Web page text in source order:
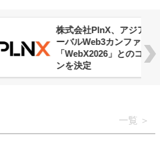
会社PlnX、アジア最大級のグロ
ルWeb3カンファレンス
」とのコラボレーショ
一覧